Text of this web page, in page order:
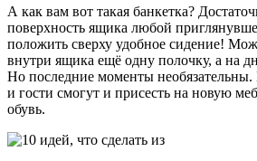
А как вам вот такая банкетка?
поверхность ящика любой
положить сверху удобное сидение!
внутри ящика ещё одну полочку, а на
Но последние моменты необязательны.
и гости смогут и присесть на новую
обувь.